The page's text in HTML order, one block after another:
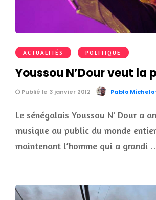
ACTUALITÉS POLITIQUE
Youssou N’Dour veut la
Publié le 3 janvier 2012 Pablo
Le sénégalais Youssou N' Dour a
musique au public du monde
maintenant l’homme qui a grandi